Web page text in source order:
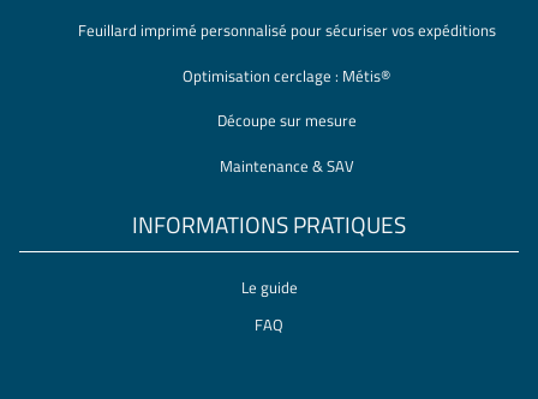
Feuillard imprimé personnalisé pour sécuriser vos expéditions
Optimisation cerclage : Métis®
Découpe sur mesure
Maintenance & SAV
INFORMATIONS PRATIQUES
Le guide
FAQ